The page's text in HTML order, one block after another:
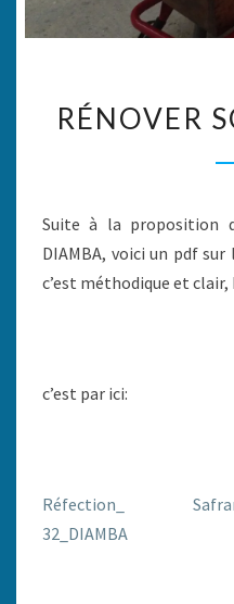
RÉNOVER
Suite à la proposition
DIAMBA, voici un pdf
c’est méthodique et
c’est par ici:
Réfection_ Safran-
32_DIAMBA